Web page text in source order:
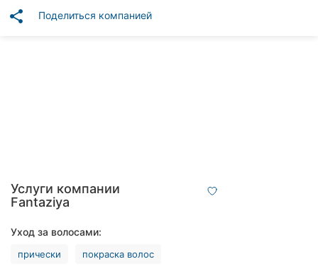
Ветеринарные
клиники
Все
города:
Винница
share Поделиться компанией
Услуги компании
Fantaziya
Уход за волосами:
прически покраска волос